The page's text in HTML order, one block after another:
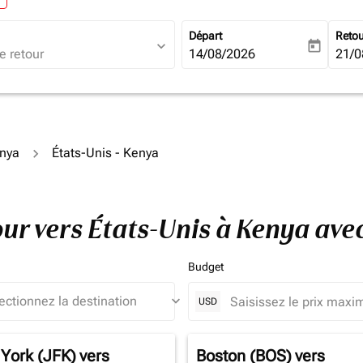
expand_more
Départ
fc-booking-departure-date-
14/08/2026 today fc-
21/
États-Unis - Kenya
vers États-Unis à Kenya
keyboard_arrow_down
Budget
USD
(JFK)vers
Boston (BOS)vers